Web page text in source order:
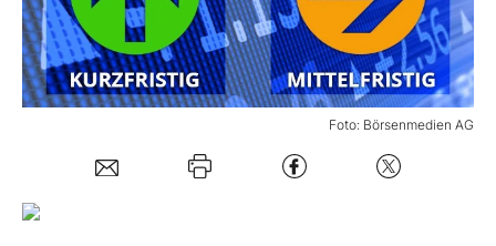
Mein B:O
Foto: Börsenmedien AG